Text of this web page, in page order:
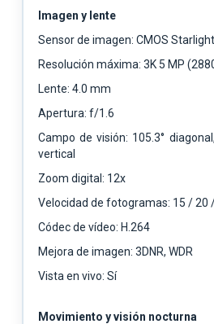
Imagen y lente
Sensor de imagen: CMOS
Resolución máxima: 3K 5 MP
Lente: 4.0 mm
Apertura: f/1.6
Campo de visión: 105.3°
vertical
Zoom digital: 12x
Velocidad de fotogramas: 15 / 20
Códec de vídeo: H.264
Mejora de imagen: 3DNR, WDR
Vista en vivo: Sí
Movimiento y visión nocturna